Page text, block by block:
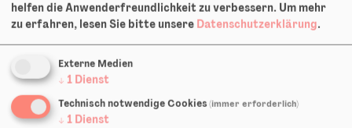
HIN UND WEG (BESONDERS MOBIL)
helfen die Anwenderfreundlichkeit zu verbessern. Um mehr
zu erfahren, lesen Sie bitte unsere Datenschutzerklärung.
Externe Medien
↓ 1 Dienst
Technisch notwendige Cookies (immer erforderlich)
↓ 1 Dienst